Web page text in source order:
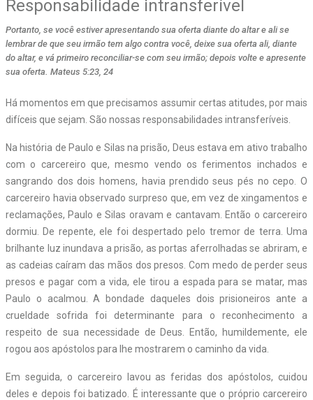
Responsabilidade intransferível
Portanto, se você estiver apresentando sua oferta diante do altar e ali se
lembrar de que seu irmão tem algo contra você, deixe sua oferta ali, diante
do altar, e vá primeiro reconciliar-se com seu irmão; depois volte e apresente
sua oferta. Mateus 5:23, 24
Há momentos em que precisamos assumir certas atitudes, por mais
difíceis que sejam. São nossas responsabilidades intransferíveis.
Na história de Paulo e Silas na prisão, Deus estava em ativo trabalho
com o carcereiro que, mesmo vendo os ferimentos inchados e
sangrando dos dois homens, havia prendido seus pés no cepo. O
carcereiro havia observado surpreso que, em vez de xingamentos e
reclamações, Paulo e Silas oravam e cantavam. Então o carcereiro
dormiu. De repente, ele foi despertado pelo tremor de terra. Uma
brilhante luz inundava a prisão, as portas aferrolhadas se abriram, e
as cadeias caíram das mãos dos presos. Com medo de perder seus
presos e pagar com a vida, ele tirou a espada para se matar, mas
Paulo o acalmou. A bondade daqueles dois prisioneiros ante a
crueldade sofrida foi determinante para o reconhecimento a
respeito de sua necessidade de Deus. Então, humildemente, ele
rogou aos apóstolos para lhe mostrarem o caminho da vida.
Em seguida, o carcereiro lavou as feridas dos apóstolos, cuidou
deles e depois foi batizado. É interessante que o próprio carcereiro